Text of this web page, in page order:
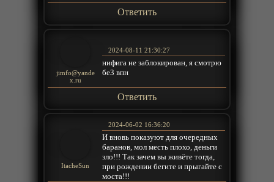
Ответить
jimfo@yande
x.ru
2024-08-11 21:30:27
нифига не заблокирован, я смотрю
бе3 впн
Ответить
ItacheSun
2024-06-02 16:36:20
И вновь показуют для очередных
баранов, мол месть плохо, деньги
зло!!! Так зачем вы живёте тогда,
при рождении бегите и прыгайте с
моста!!!